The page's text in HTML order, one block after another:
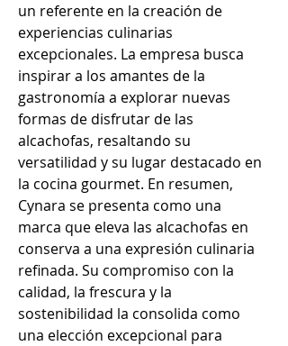
un referente en la creación de
experiencias culinarias
excepcionales. La empresa busca
inspirar a los amantes de la
gastronomía a explorar nuevas
formas de disfrutar de las
alcachofas, resaltando su
versatilidad y su lugar destacado en
la cocina gourmet. En resumen,
Cynara se presenta como una
marca que eleva las alcachofas en
conserva a una expresión culinaria
refinada. Su compromiso con la
calidad, la frescura y la
sostenibilidad la consolida como
una elección excepcional para